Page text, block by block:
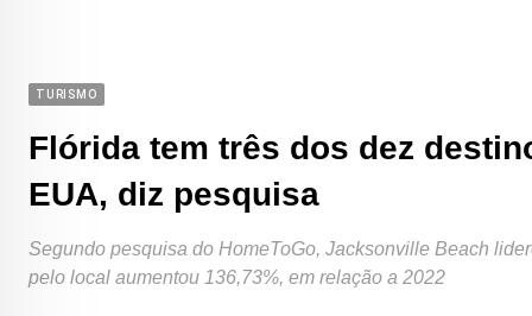
TURISMO
Flórida tem três dos dez
EUA, diz pesquisa
Segundo pesquisa do HomeToGo, Jacksonville Beach
pelo local aumentou 136,73%, em relação a 2022